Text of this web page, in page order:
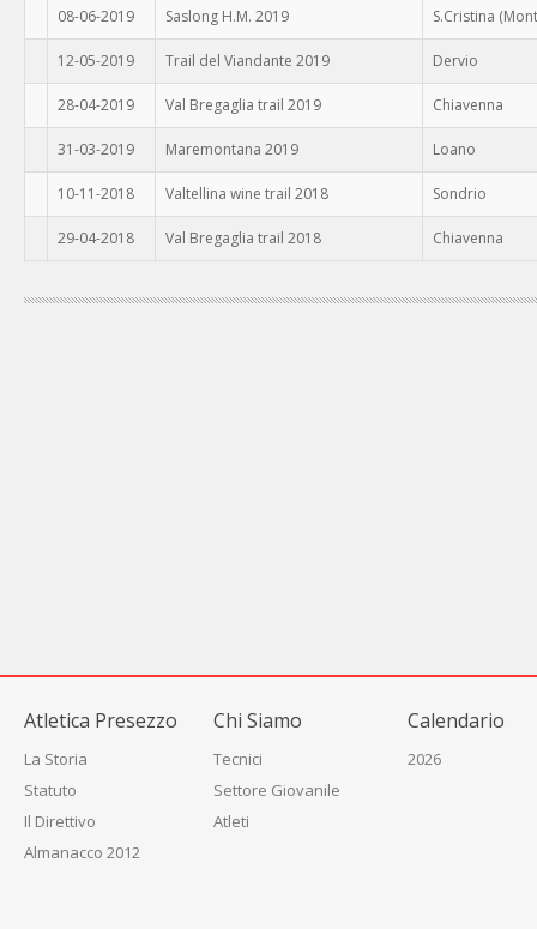
08-06-2019 Saslong H.M. 2019 S.Cristina
12-05-2019 Trail del Viandante 2019 Dervio
28-04-2019 Val Bregaglia trail 2019 Chiavenna
31-03-2019 Maremontana 2019 Loano
10-11-2018 Valtellina wine trail 2018 Sondrio
29-04-2018 Val Bregaglia trail 2018 Chiavenna
Atletica Presezzo
La Storia
Statuto
Il Direttivo
Almanacco 2012
Chi Siamo
Tecnici
Settore Giovanile
Atleti
Calendario
2026